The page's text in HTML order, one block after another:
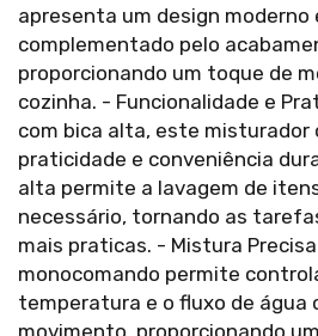
apresenta um design moderno
complementado pelo
proporcionando um toque de
cozinha. - Funcionalidade e
com bica alta, este misturador
praticidade e conveniência
alta permite a lavagem de
necessário, tornando as
mais praticas. - Mistura
monocomando permite
temperatura e o fluxo de água
movimento, proporcionando